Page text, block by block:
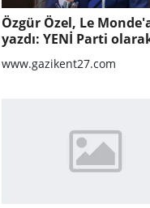
Özgür Özel, Le
yazdı: YENİ Parti
farklı bir gelecek
www.gazikent27.com